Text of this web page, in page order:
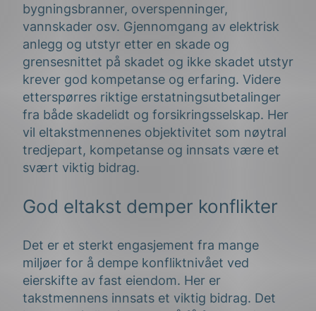
bygningsbranner, overspenninger,
vannskader osv. Gjennomgang av elektrisk
anlegg og utstyr etter en skade og
grensesnittet på skadet og ikke skadet utstyr
krever god kompetanse og erfaring. Videre
etterspørres riktige erstatningsutbetalinger
fra både skadelidt og forsikringsselskap. Her
vil eltakstmennenes objektivitet som nøytral
tredjepart, kompetanse og innsats være et
svært viktig bidrag.
God eltakst demper konflikter
Det er et sterkt engasjement fra mange
miljøer for å dempe konfliktnivået ved
eierskifte av fast eiendom. Her er
takstmennens innsats et viktig bidrag. Det